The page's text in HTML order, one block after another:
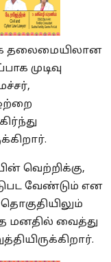
தலைமையிலான
முடிவு
வெற்றிக்கு,
வேண்டும் என
மனதில் வைத்து